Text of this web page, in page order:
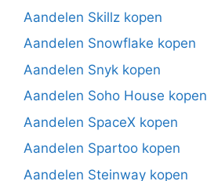
Aandelen Skillz kopen
Aandelen Snowflake kopen
Aandelen Snyk kopen
Aandelen Soho House kopen
Aandelen SpaceX kopen
Aandelen Spartoo kopen
Aandelen Steinway kopen